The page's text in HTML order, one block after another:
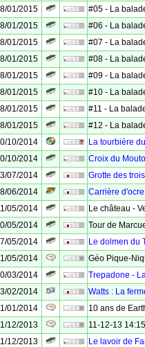
01/2015
#05 - La
01/2015
#06 - La
01/2015
#07 - La
01/2015
#08 - La
01/2015
#09 - La
01/2015
#10 - La
01/2015
#11 - La
01/2015
#12 - La
10/2014
La tourbière
10/2014
Croix du
07/2014
Grotte des
06/2014
Carrière
05/2014
Le château -
05/2014
Tour de
05/2014
Le dolmen du
05/2014
Géo Pique-
03/2014
Trepadone -
02/2014
Watts : La
01/2014
10 ans de
12/2013
11-12-13
12/2013
Le lavoir de